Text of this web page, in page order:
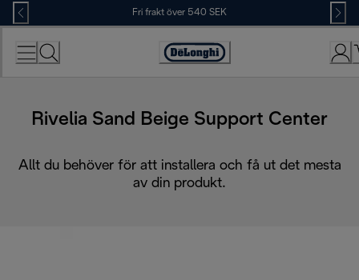
Skip
to
Content
Fri frakt över 540 SEK
Accessibility
Rivelia Sand Beige Support Center
Allt du behöver för att installera och få ut det mesta
av din produkt.